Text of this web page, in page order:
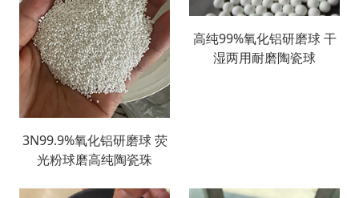
3N99.9%氧化铝研磨球 荧
光粉球磨高纯陶瓷珠
高纯99%氧化铝研磨球 干
湿两用耐磨陶瓷球